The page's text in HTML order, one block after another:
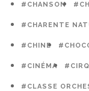
#CHANSON
#CHARENTE
#CHINE
#CINÉMA
#CLASSE